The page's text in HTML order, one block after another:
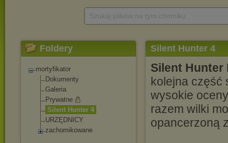
Foldery
mortyfikator
Dokumenty
Galeria
Prywatne
Silent Hunter 4
URZĘDNICY
zachomikowane
Silent Hunter 4
Silent Hunter
kolejna część
wysokie
razem wilki
opancerzoną